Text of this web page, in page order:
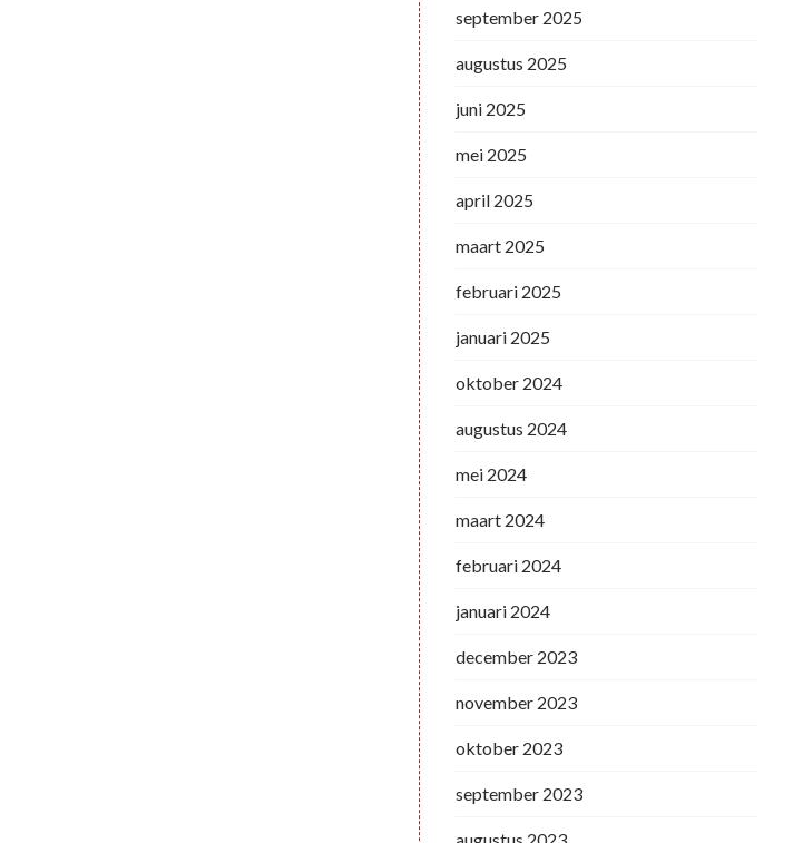
september 2025
augustus 2025
juni 2025
mei 2025
april 2025
maart 2025
februari 2025
januari 2025
oktober 2024
augustus 2024
mei 2024
maart 2024
februari 2024
januari 2024
december 2023
november 2023
oktober 2023
september 2023